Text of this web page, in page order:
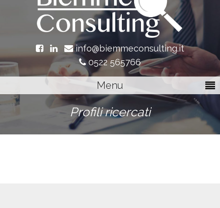
info@biemmeconsulting.it
0522 565766
Menu
Profili ricercati